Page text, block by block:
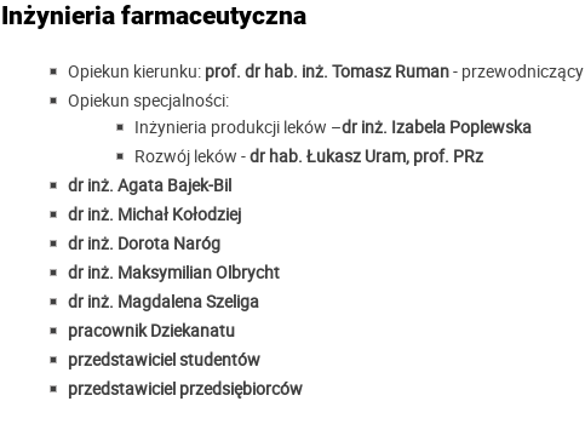
Inżynieria farmaceutyczna
Opiekun kierunku: prof. dr hab. inż. Tomasz Ruman- przewodniczący
Opiekun specjalności:
Inżynieria produkcji leków –dr inż. Izabela Poplewska
Rozwój leków -dr hab. Łukasz Uram, prof. PRz
dr inż. Agata Bajek-Bil
dr inż. Michał Kołodziej
dr inż. Dorota Naróg
dr inż. Maksymilian Olbrycht
dr inż. Magdalena Szeliga
pracownik Dziekanatu
przedstawiciel studentów
przedstawiciel przedsiębiorców